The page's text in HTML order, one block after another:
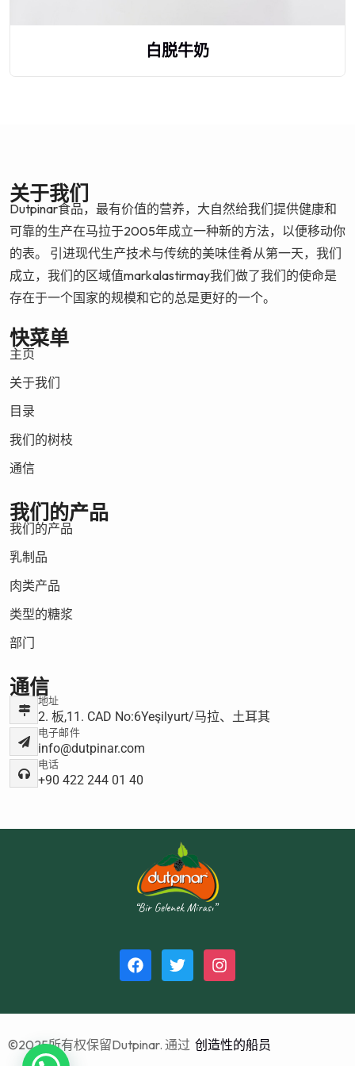
白脱牛奶
关于我们
Dutpinar食品，最有价值的营养，大自然给我们提供健康和
可靠的生产在马拉于2005年成立一种新的方法，以便移动你
的表。 引进现代生产技术与传统的美味佳肴从第一天，我们
成立，我们的区域值markalastirmay我们做了我们的使命是
存在于一个国家的规模和它的总是更好的一个。
快菜单
主页
关于我们
目录
我们的树枝
通信
我们的产品
我们的产品
乳制品
肉类产品
类型的糖浆
部门
通信
地址
2. 板,11. CAD No:6Yeşilyurt/马拉、土耳其
电子邮件
info@dutpinar.com
电话
+90 422 244 01 40
©2025所有权保留Dutpinar. 通过 创造性的船员